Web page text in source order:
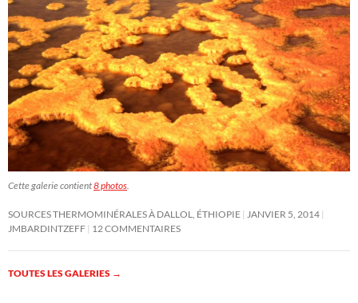
Cette galerie contient8 photos.
SOURCES THERMOMINÉRALES À DALLOL, ÉTHIOPIE JANVIER 5, 2014
JMBARDINTZEFF 12 COMMENTAIRES
TOUTES LES GALERIES →